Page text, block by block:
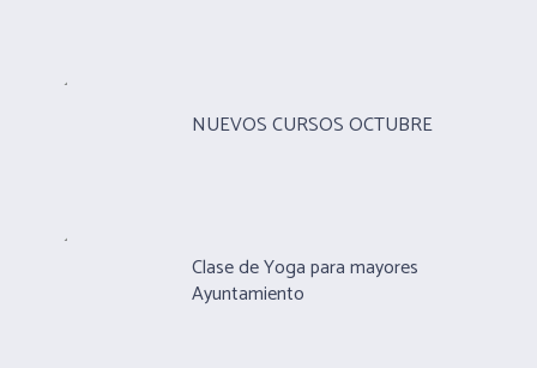
NUEVOS CURSOS OCTUBRE
Clase de Yoga para mayores
Ayuntamiento